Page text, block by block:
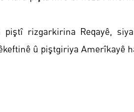
rizgarkirina Reqayê,
û piştgiriya Amerîkayê